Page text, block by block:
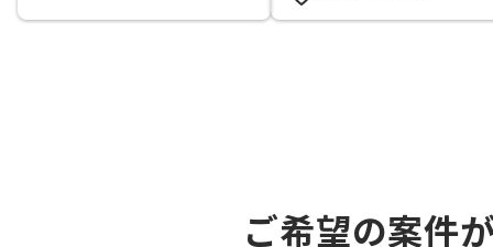
ご希望の案件